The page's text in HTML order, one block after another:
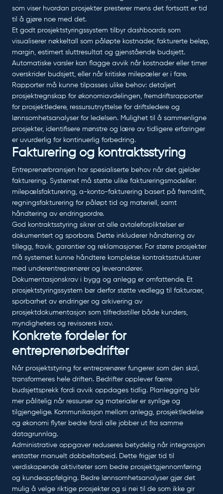
som viser hvordan prosjekter presterer mens det fortsatt er tid
til å gjøre noe med det.
Et godt prosjektstyringssystem tilbyr dashboards som
visualiserer nøkkeltall som påløpte kostnader, fakturerte beløp,
margin, estimert sluttresultat og gjenstående budsjett.
Automatiske varsler kan flagge avvik når kostnader eller timer
overskrider budsjett, eller når kritiske milepæler er i fare.
Rapporter må kunne tilpasses ulike behov: detaljert
prosjektregnskap for økonomiavdelingen, fremdriftsrapporter
for prosjektledere, ressursutnyttelse for driftsledere og
lønnsomhetsanalyser for ledelsen. Mulighet til å sammenligne
prosjekter, identifisere mønstre og lære av tidligere erfaringer
er uvurderlig for kontinuerlig forbedring.
Fakturering og kontraktsstyring
Entreprenørbransjen har spesialiserte behov når det gjelder
fakturering. Systemet må støtte ulike faktureringsmodeller:
milepælsfakturering, a-konto-fakturering basert på fremdrift,
regningsfakturering for påløpt tid og materiell, samt
håndtering av endringsordre.
God kontraktsstyring sikrer at alle avtaleforpliktelser er
dokumentert og sporbare. Dette inkluderer håndtering av
tillegg, fravik, garantier og reklamasjoner. For større prosjekter
må systemet kunne håndtere komplekse kontraktsstrukturer
med underentreprenører og leverandører.
Dokumentasjonskrav i bygg og anlegg er omfattende. Et
prosjektstyringssystem bør derfor støtte vedlegg til fakturaer,
sporbarhet av endringer og arkivering av
prosjektdokumentasjon som tilfredsstiller både kunders,
myndigheters og revisorers krav.
Konkrete fordeler for
entreprenørbedrifter
Når prosjektstyring for entreprenører fungerer som den skal,
transformeres hele driften. Bedrifter opplever færre
budsjettsprekk fordi avvik oppdages tidlig. Planlegging blir
mer pålitelig når ressurser og materialer er synlige og
tilgjengelige. Kommunikasjon mellom anlegg, prosjektledelse
og økonomi flyter bedre fordi alle jobber ut fra samme
datagrunnlag.
Administrative oppgaver reduseres betydelig når integrasjon
erstatter manuelt dobbeltarbeid. Dette frigjør tid til
verdiskapende aktiviteter som bedre prosjektgjennomføring
og kundeoppfølging. Bedre lønnsomhetsanalyser gjør det
mulig å velge riktige prosjekter og si nei til de som ikke gir